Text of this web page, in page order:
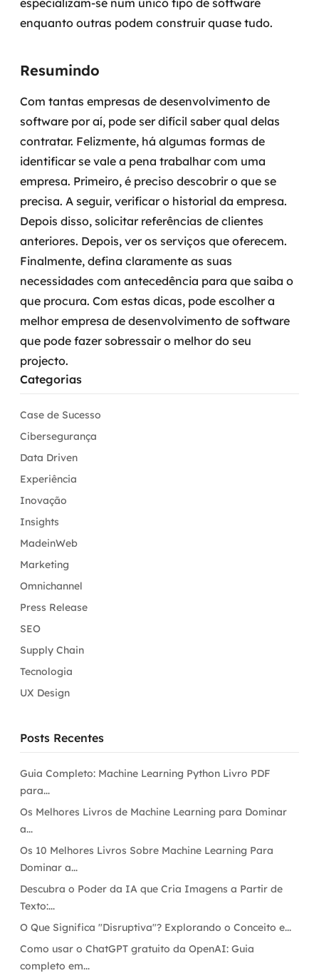
especializam-se num único tipo de software
enquanto outras podem construir quase tudo.
Resumindo
Com tantas empresas de desenvolvimento de
software por aí, pode ser difícil saber qual delas
contratar. Felizmente, há algumas formas de
identificar se vale a pena trabalhar com uma
empresa. Primeiro, é preciso descobrir o que se
precisa. A seguir, verificar o historial da empresa.
Depois disso, solicitar referências de clientes
anteriores. Depois, ver os serviços que oferecem.
Finalmente, defina claramente as suas
necessidades com antecedência para que saiba o
que procura. Com estas dicas, pode escolher a
melhor empresa de desenvolvimento de software
que pode fazer sobressair o melhor do seu
projecto.
Categorias
Case de Sucesso
Cibersegurança
Data Driven
Experiência
Inovação
Insights
MadeinWeb
Marketing
Omnichannel
Press Release
SEO
Supply Chain
Tecnologia
UX Design
Posts Recentes
Guia Completo: Machine Learning Python Livro PDF
para...
Os Melhores Livros de Machine Learning para Dominar
a...
Os 10 Melhores Livros Sobre Machine Learning Para
Dominar a...
Descubra o Poder da IA que Cria Imagens a Partir de
Texto:...
O Que Significa "Disruptiva"? Explorando o Conceito e...
Como usar o ChatGPT gratuito da OpenAI: Guia
completo em...